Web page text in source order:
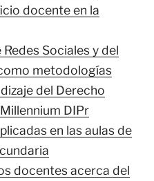
docente en la
Sociales y del
metodologías
del Derecho
DIPr
en las aulas de
docentes acerca del